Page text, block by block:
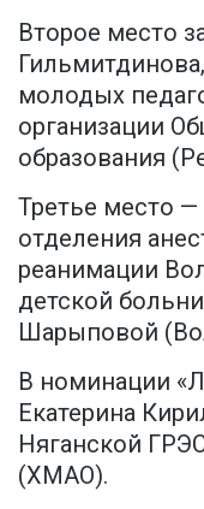
Второе место
молодых
организации
образования
Третье место —
отделения
реанимации
детской
Шарыповой
В номинации
Екатерина
Няганской
(ХМАО).